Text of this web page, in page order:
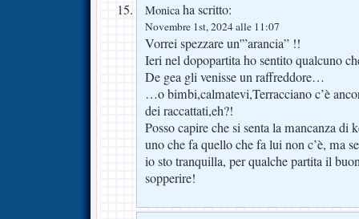
Monicaha scritto:
Novembre 1st, 2024 alle 11:07
Vorrei spezzare un'”arancia” !!
Ieri nel dopopartita ho sentito qualcuno
De gea gli venisse un raffreddore…
…o bimbi,calmatevi,Terracciano c’è
dei raccattati,eh?!
Posso capire che si senta la mancanza di
uno che fa quello che fa lui non c’è, ma
io sto tranquilla, per qualche partita il
sopperire!